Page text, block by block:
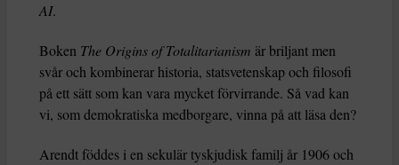
AI.
Boken The Origins of Totalitarianism är briljant men
svår och kombinerar historia, statsvetenskap och filosofi
på ett sätt som kan vara mycket förvirrande. Så vad kan
vi, som demokratiska medborgare, vinna på att läsa den?
Arendt föddes i en sekulär tyskjudisk familj år 1906 och